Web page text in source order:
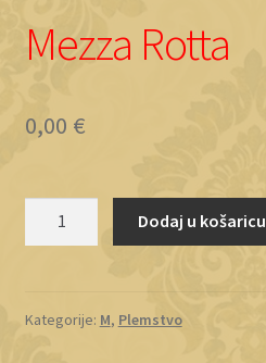
Mezza Rotta
0,00 €
Dodaj u košaricu
Kategorije: M, Plemstvo